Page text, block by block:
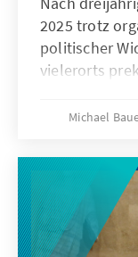
2025 trotz
politischer
vielerorts
Libanon
staatlichen
Erfolg der
neuen
Nawaf Salam
Aoun zu
Michael